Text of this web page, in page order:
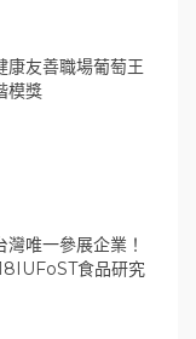
康友善職場葡萄王
模獎
灣唯一參展企業！
食品研究